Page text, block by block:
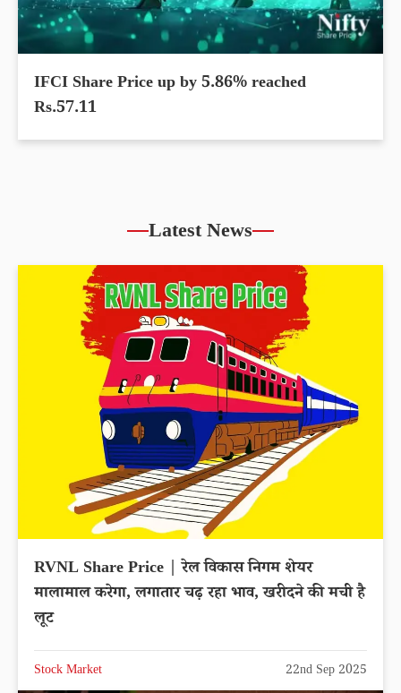
IFCI Share Price up by 5.86% reached
Rs.57.11
Latest News
RVNL Share Price | रेल विकास निगम शेयर
मालामाल करेगा, लगातार चढ़ रहा भाव, खरीदने की मची है
लूट
Stock Market 22nd Sep 2025